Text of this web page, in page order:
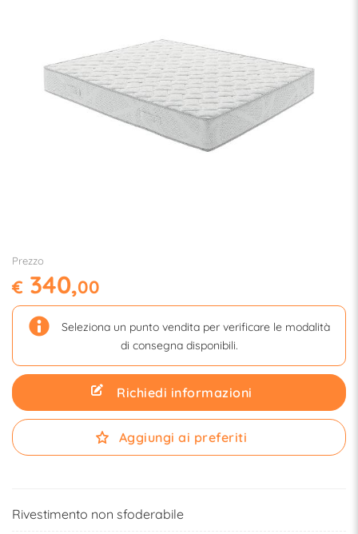
Prezzo
€ 340,00
Seleziona un punto vendita per verificare le modalità
di consegna disponibili.
Richiedi informazioni
Aggiungi ai preferiti
Rivestimento non sfoderabile